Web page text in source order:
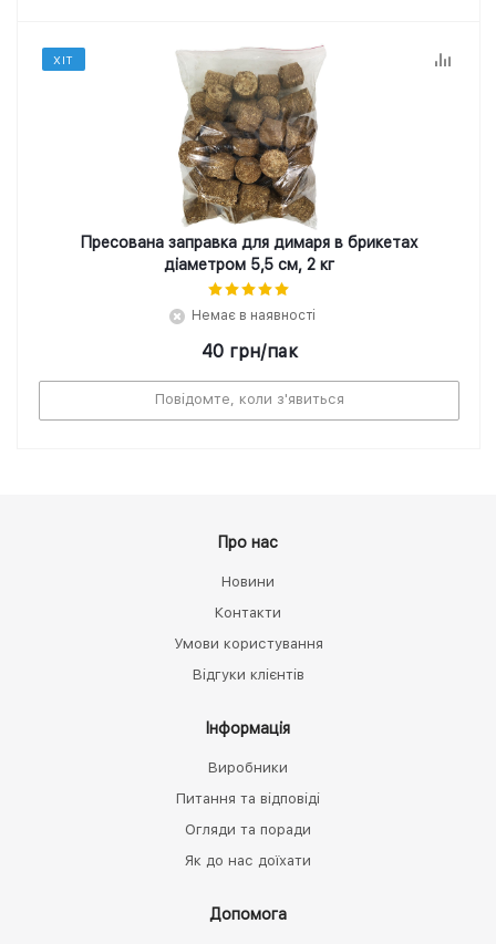
ХІТ
Пресована заправка для димаря в брикетах
діаметром 5,5 см, 2 кг
Немає в наявності
40грн/пак
Повідомте, коли з'явиться
Про нас
Новини
Контакти
Умови користування
Відгуки клієнтів
Інформація
Виробники
Питання та відповіді
Огляди та поради
Як до нас доїхати
Допомога